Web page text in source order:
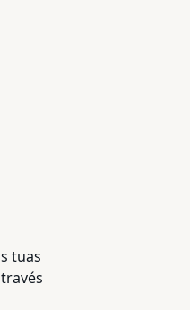
tuas